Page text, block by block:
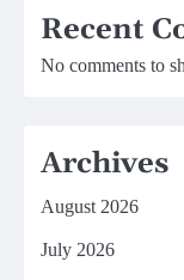
Recent
No comments to
Archives
August 2026
July 2026